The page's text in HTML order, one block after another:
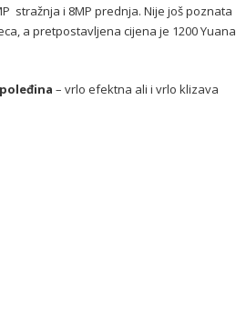
stražnja i 8MP prednja. Nije još poznata
a pretpostavljena cijena je 1200 Yuana
– vrlo efektna ali i vrlo klizava